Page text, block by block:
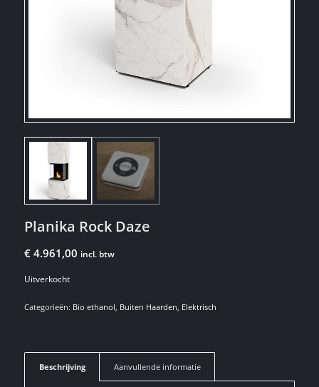
Planika Rock Daze
€ 4.961,00 incl. btw
Uitverkocht
Categorieën: Bio ethanol, Buiten Haarden, Elektrisch
Beschrijving Aanvullende informatie